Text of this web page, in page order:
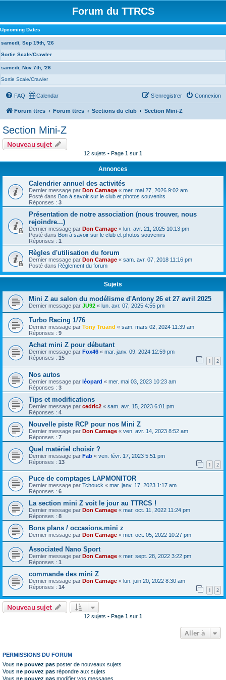
Forum du TTRCS
Upcoming Dates
samedi, Sep 19th, '26
Sortie Scale/Crawler
samedi, Nov 7th, '26
Sortie Scale/Crawler
FAQ Calendar Connexion
S’enregistrer
Forum ttrcs Forum ttrcs Sections du club Section Mini-Z
Section Mini-Z
Nouveau sujet
12 sujets • Page 1 sur 1
Annonces
Calendrier annuel des activités
Dernier message par Don Carnage « mer. mai 27, 2026 9:02 am
Posté dans Bon à savoir sur le club et photos souvenirs
Réponses : 3
Présentation de notre association (nous trouver, nous
rejoindre...)
Dernier message par Don Carnage « lun. avr. 21, 2025 10:13 pm
Posté dans Bon à savoir sur le club et photos souvenirs
Réponses : 1
Règles d'utilisation du forum
Dernier message par Don Carnage « sam. avr. 07, 2018 11:16 pm
Posté dans Règlement du forum
Sujets
Mini Z au salon du modélisme d'Antony 26 et 27 avril 2025
Dernier message par JU92 « lun. avr. 07, 2025 4:55 pm
Turbo Racing 1/76
Dernier message par Tony Truand « sam. mars 02, 2024 11:39 am
Réponses : 9
Achat mini Z pour débutant
Dernier message par Fox46 « mar. janv. 09, 2024 12:59 pm
Réponses : 15 1 2
Nos autos
Dernier message par léopard « mer. mai 03, 2023 10:23 am
Réponses : 3
Tips et modifications
Dernier message par cedric2 « sam. avr. 15, 2023 6:01 pm
Réponses : 4
Nouvelle piste RCP pour nos Mini Z
Dernier message par Don Carnage « ven. avr. 14, 2023 8:52 am
Réponses : 7
Quel matériel choisir ?
Dernier message par Fab « ven. févr. 17, 2023 5:51 pm
Réponses : 13 1 2
Puce de comptages LAPMONITOR
Dernier message par Tchouck « mar. janv. 17, 2023 1:17 am
Réponses : 6
La section mini Z voit le jour au TTRCS !
Dernier message par Don Carnage « mar. oct. 11, 2022 11:24 pm
Réponses : 8
Bons plans / occasions.mini z
Dernier message par Don Carnage « mer. oct. 05, 2022 10:27 pm
Associated Nano Sport
Dernier message par Don Carnage « mer. sept. 28, 2022 3:22 pm
Réponses : 1
commande des mini Z
Dernier message par Don Carnage « lun. juin 20, 2022 8:30 am
Réponses : 14 1 2
Nouveau sujet
12 sujets • Page 1 sur 1
Aller à
PERMISSIONS DU FORUM
Vous ne pouvez pas poster de nouveaux sujets
Vous ne pouvez pas répondre aux sujets
Vous ne pouvez pas modifier vos messages